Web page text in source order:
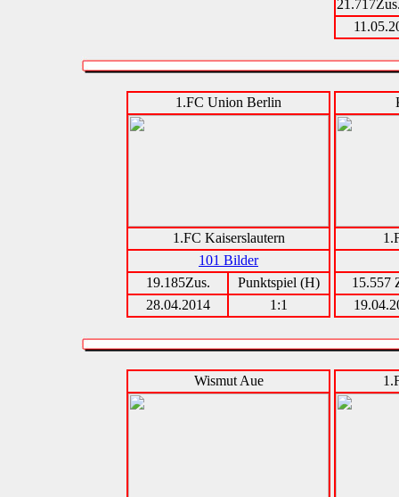
1.FC Union Berlin
1.FC Kaiserslautern
101 Bilder
19.185Zus.
Punktspiel (H)
28.04.2014
1:1
15.557
Wismut Aue